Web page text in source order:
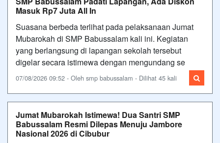
Masuk Rp7 Juta All In
Suasana berbeda terlihat pada pelaksanaan Jumat
Mubarokah di SMP Babussalam kali ini. Kegiatan
yang berlangsung di lapangan sekolah tersebut
digelar secara istimewa dengan mengundang se
07/08/2026 09:52 - Oleh smp babussalam - Dilihat 45 kali
Jumat Mubarokah Istimewa! Dua Santri SMP
Babussalam Resmi Dilepas Menuju Jambore
Nasional 2026 di Cibubur